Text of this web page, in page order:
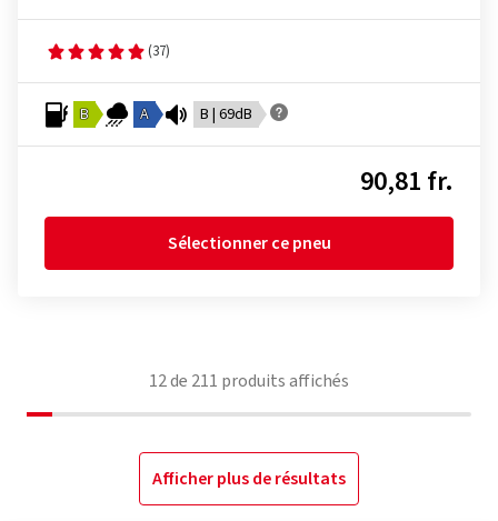
(37)
B A B | 69dB
90,81 fr.
Sélectionner ce pneu
12de 211 produits affichés
Afficher plus de résultats